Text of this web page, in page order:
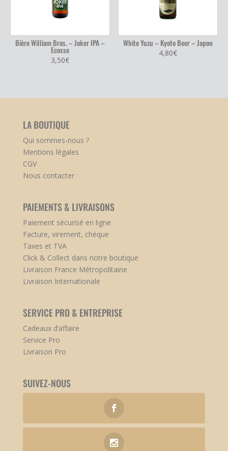
Bière William Bros. – Joker IPA –
Ecosse
3,50€
White Yuzu – Kyoto Beer – Japon
4,80€
LA BOUTIQUE
Qui sommes-nous ?
Mentions légales
CGV
Nous contacter
PAIEMENTS & LIVRAISONS
Paiement sécurisé en ligne
Facture, virement, chèque
Taxes et TVA
Click & Collect dans notre boutique
Livraison France Métropolitaine
Livraison Internationale
SERVICE PRO & ENTREPRISE
Cadeaux d’affaire
Service Pro
Livraison Pro
SUIVEZ-NOUS